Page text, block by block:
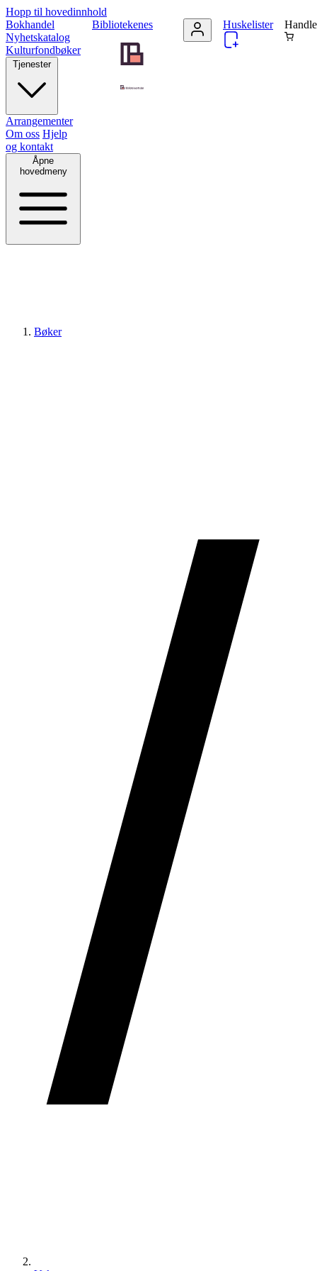
Hopp til hovedinnhold
Bibliotekenes
Bokhandel
Nyhetskatalog
Kulturfondbøker
Tjenester
Arrangementer
Om oss Hjelp
og kontakt
Åpne
hovedmeny
Huskelister
Bøker